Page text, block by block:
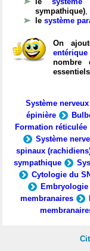
sympathique),
le système
On
entérique
nombre
Système nerveux
épinière
Formation réticulée
Système
spinaux
sympathique
Cytologie du SN
Embryologie
membranaires